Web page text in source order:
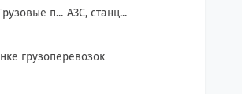
п... АЗС, станц...
грузоперевозок